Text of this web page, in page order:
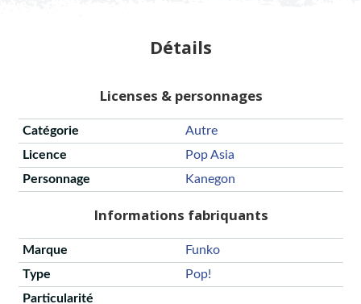
Détails
Licenses & personnages
Catégorie
Autre
Licence
Pop Asia
Personnage
Kanegon
Informations fabriquants
Marque
Funko
Type
Pop!
Particularité